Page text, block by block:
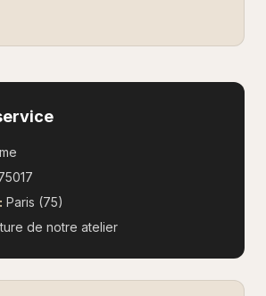
Paris (75)
de notre atelier